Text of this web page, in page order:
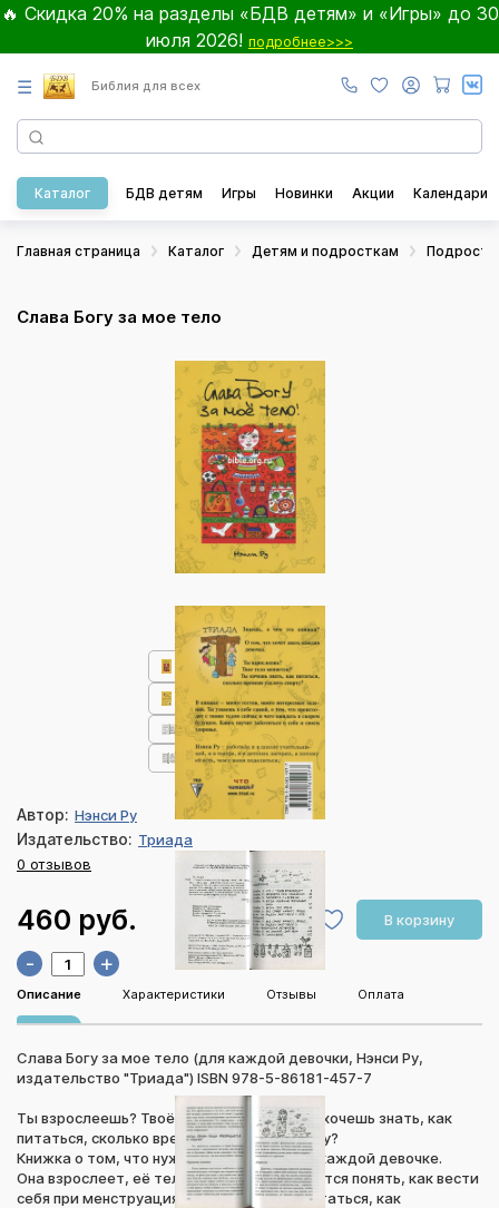
🔥 Скидка 20% на разделы «БДВ детям» и «Игры» до 30
июля 2026! подробнее>>>
☰ Библия для всех
Каталог БДВ детям Игры Новинки Акции Календари
Главная страница Каталог Детям и подросткам
Слава Богу за мое тело
Автор: Нэнси Ру
Издательство: Триада
0 отзывов
460 руб. В корзину
- +
Описание Характеристики Отзывы Оплата
Слава Богу за мое тело (для каждой девочки, Нэнси Ру,
издательство "Триада") ISBN 978-5-86181-457-7
Ты взрослеешь? Твоё тело меняется? Ты хочешь знать, как
питаться, сколько времени уделять спорту?
Книжка о том, что нужно и хочется знать каждой девочке.
Она взрослеет, её тело меняется, ей хочется понять, как вести
себя при менструациях, как правильно питаться, как